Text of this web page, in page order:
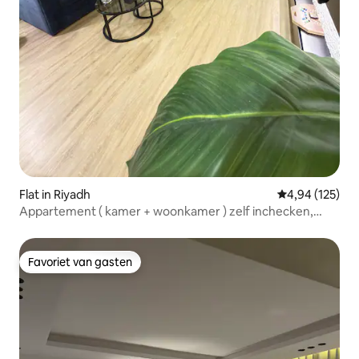
Flat in Riyadh Gemiddelde
4,94 (125)
Appartement ( kamer + woonkamer ) zelf inchecken,
Favoriet van gasten
Favoriet van gasten